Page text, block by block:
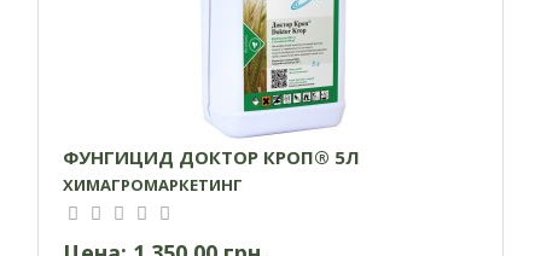
ФУНГИЦИД ДОКТОР КРОП® 5Л
ХИМАГРОМАРКЕТИНГ